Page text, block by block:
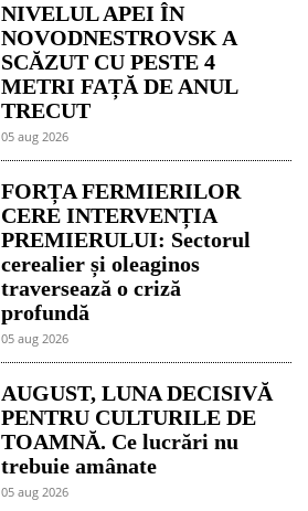
NIVELUL APEI ÎN
NOVODNESTROVSK A
SCĂZUT CU PESTE 4
METRI FAȚĂ DE ANUL
TRECUT
05 aug 2026
FORȚA FERMIERILOR
CERE INTERVENȚIA
PREMIERULUI: Sectorul
cerealier și oleaginos
traversează o criză
profundă
05 aug 2026
AUGUST, LUNA DECISIVĂ
PENTRU CULTURILE DE
TOAMNĂ. Ce lucrări nu
trebuie amânate
05 aug 2026